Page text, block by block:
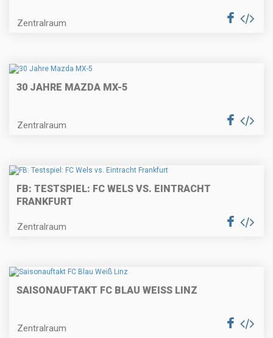
Zentralraum
30 JAHRE MAZDA MX-5
Zentralraum
FB: TESTSPIEL: FC WELS VS. EINTRACHT
FRANKFURT
Zentralraum
SAISONAUFTAKT FC BLAU WEISS LINZ
Zentralraum